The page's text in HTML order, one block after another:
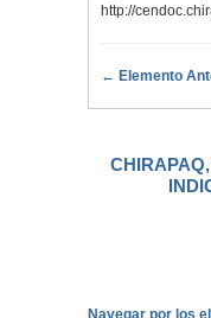
http://
← Elemento
Navegar por los